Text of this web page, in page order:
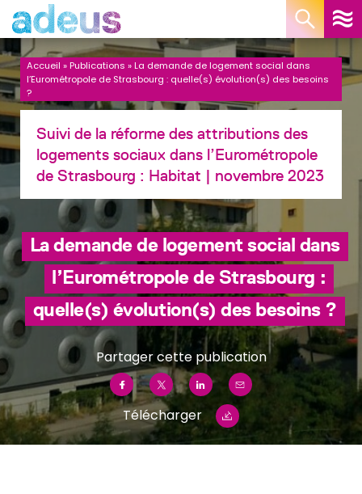
Accueil »Publications »La demande de logement social dans
l’Eurométropole de Strasbourg : quelle(s) évolution(s) des besoins
?
Suivi de la réforme des attributions des
logements sociaux dans l’Eurométropole
de Strasbourg : Habitat | novembre 2023
La demande de logement social dans
l’Eurométropole de Strasbourg :
quelle(s) évolution(s) des besoins ?
Partager cette publication
Télécharger
Panneau de gestion des cookies